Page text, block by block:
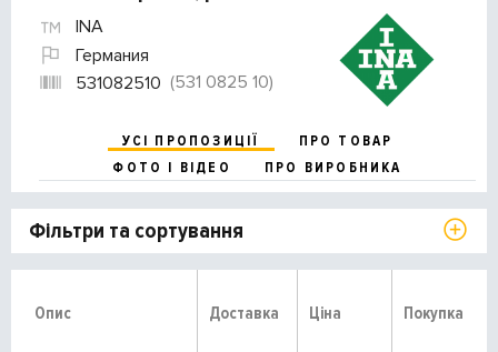
INA
Германия
531082510 (531 0825 10)
УСІ ПРОПОЗИЦІЇ
ПРО ТОВАР
ФОТО І ВІДЕО
ПРО ВИРОБНИКА
Фільтри та сортування
Опис Доставка Ціна Покупка